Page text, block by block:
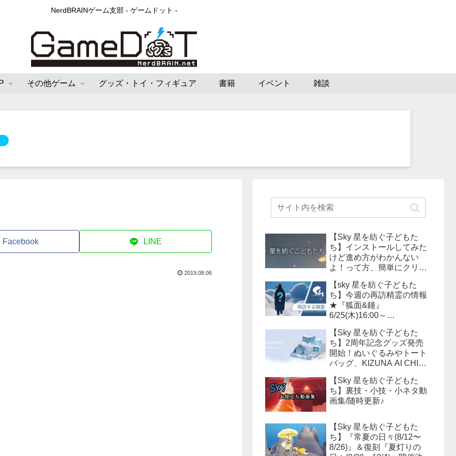
NerdBRAINゲーム支部 - ゲームドット -
その他ゲーム グッズ・トイ・フィギュア 書籍 イベント 雑談
Facebook LINE
2019.08.06
【Sky 星を紡ぐ子どもた
ち】インストールしてみた
けど進め方がわかんない
よ！って方、簡単にクリア
【sky 星を紡ぐ子どもた
ち】今週の再訪精霊の情報
★『狐面&鐘』
6/25(木)16:00～
キャンドル数は？？
【Sky 星を紡ぐ子どもた
ち】2周年記念グッズ発売
開始！ぬいぐるみやトート
バッグ、KIZUNA AI CHINA
れます！
【Sky 星を紡ぐ子どもた
ち】裏技・小技・小ネタ動
画集/随時更新♪
【Sky 星を紡ぐ子どもた
ち】『常夏の日々(8/12〜
8/26)』＆復刻『夏灯りの